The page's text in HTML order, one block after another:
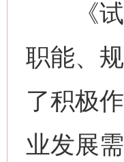
《试
职能、
了积极
业发展